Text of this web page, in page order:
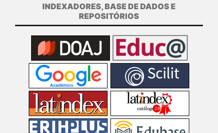
INDEXADORES, BASE DE DADOS E
REPOSITÓRIOS